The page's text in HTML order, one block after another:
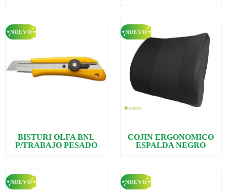
BISTURI OLFA BNL
P/TRABAJO PESADO
COJIN ERGONOMICO
ESPALDA NEGRO